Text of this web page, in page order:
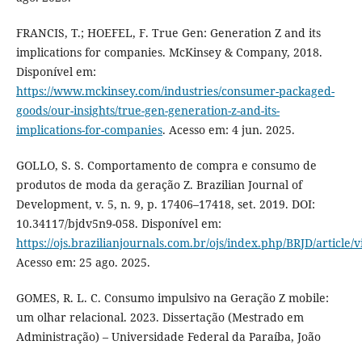
FRANCIS, T.; HOEFEL, F. True Gen: Generation Z and its
implications for companies. McKinsey & Company, 2018.
Disponível em:
https://www.mckinsey.com/industries/consumer-packaged-
goods/our-insights/true-gen-generation-z-and-its-
implications-for-companies. Acesso em: 4 jun. 2025.
GOLLO, S. S. Comportamento de compra e consumo de
produtos de moda da geração Z. Brazilian Journal of
Development, v. 5, n. 9, p. 17406–17418, set. 2019. DOI:
10.34117/bjdv5n9-058. Disponível em:
https://ojs.brazilianjournals.com.br/ojs/index.php/BRJD/article/
Acesso em: 25 ago. 2025.
GOMES, R. L. C. Consumo impulsivo na Geração Z mobile:
um olhar relacional. 2023. Dissertação (Mestrado em
Administração) – Universidade Federal da Paraíba, João